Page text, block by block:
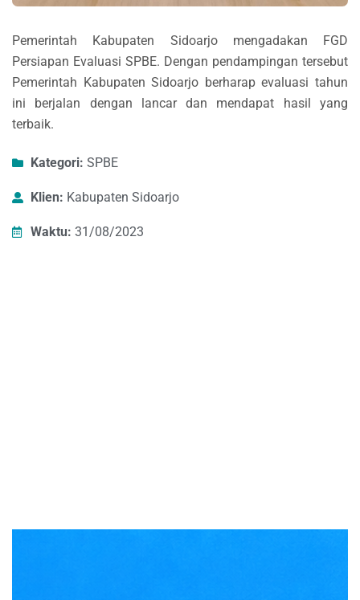
Pemerintah Kabupaten Sidoarjo mengadakan FGD
Persiapan Evaluasi SPBE. Dengan pendampingan tersebut
Pemerintah Kabupaten Sidoarjo berharap evaluasi tahun
ini berjalan dengan lancar dan mendapat hasil yang
terbaik.
Kategori: SPBE
Klien: Kabupaten Sidoarjo
Waktu: 31/08/2023